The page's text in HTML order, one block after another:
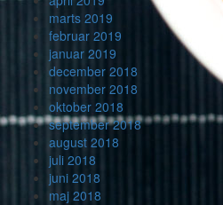
marts 2019
februar 2019
januar 2019
december 2018
november 2018
oktober 2018
september 2018
august 2018
juli 2018
juni 2018
maj 2018